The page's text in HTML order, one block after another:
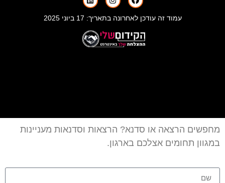
עמוד זה עודכן לאחרונה בתאריך: 17 ביוני 2025
מחפשים הרצאה או סדנא? הרצאות וסדנאות מעניינות
במגוון תחומים אצלכם בארגון.